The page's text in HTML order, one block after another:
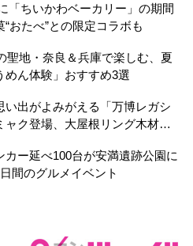
「ちいかわベーカリー」の期間
おたべ”との限定コラボも
聖地・奈良＆兵庫で楽しむ、夏
ん体験」おすすめ3選
い出がよみがえる「万博レガシ
ク登場、大屋根リング木材展
カー延べ100台が安満遺跡公園に
間のグルメイベント